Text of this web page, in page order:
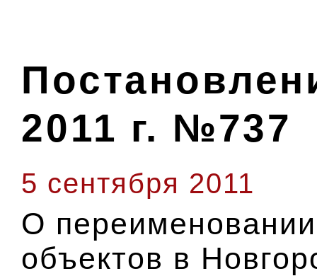
2011 г. №737
5 сентября 2011
О
объектов в